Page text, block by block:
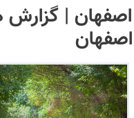
اصفهان |